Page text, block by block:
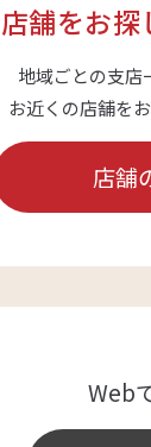
店舗をお探
地域ごとの支店
お近くの店舗を
店舗
Web